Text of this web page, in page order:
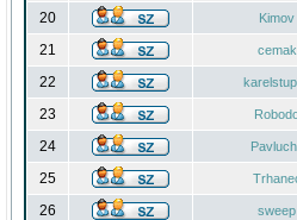
20 Kimov
21 cemak
22
23
24
25
26 sweep